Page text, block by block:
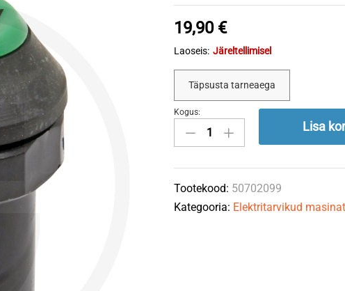
19,90 €
Laoseis: Järeltellimisel
Täpsusta tarneaega
Tõstmise
lüliti
GRANIT
quantity
Kogus:
Lisa
Tootekood: 50702099
Kategooria: Elektritarvikud